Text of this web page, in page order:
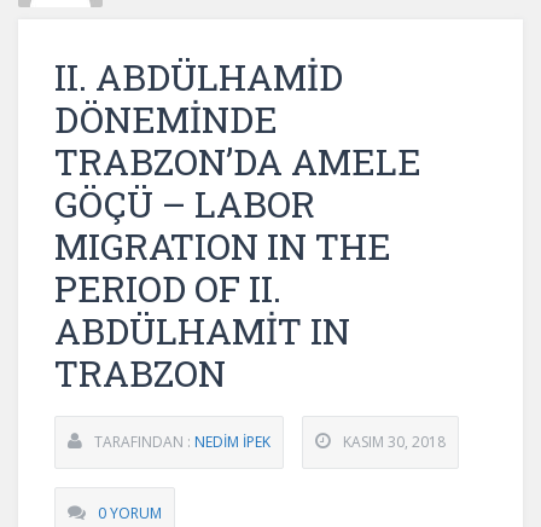
II. ABDÜLHAMİD
DÖNEMİNDE
TRABZON’DA AMELE
GÖÇÜ – LABOR
MIGRATION IN THE
PERIOD OF II.
ABDÜLHAMİT IN
TRABZON
TARAFINDAN : NEDİM İPEK KASIM 30, 2018
0 YORUM